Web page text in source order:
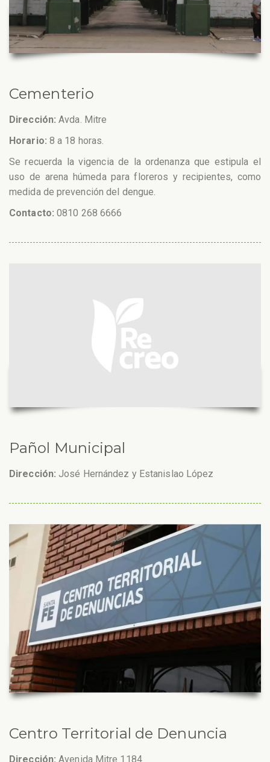
Cementerio
Dirección: Avda. Mitre
Horario: 8 a 18 horas.
Se recuerda la vigencia de la ordenanza que estipula el
uso de arena húmeda para floreros y recipientes, como
medida de prevención del dengue.
Contacto: 0810 268 6666
Pañol Municipal
Dirección: José Hernández y Estanislao López
Centro Territorial de Denuncia
Dirección: Avenida Mitre 1184